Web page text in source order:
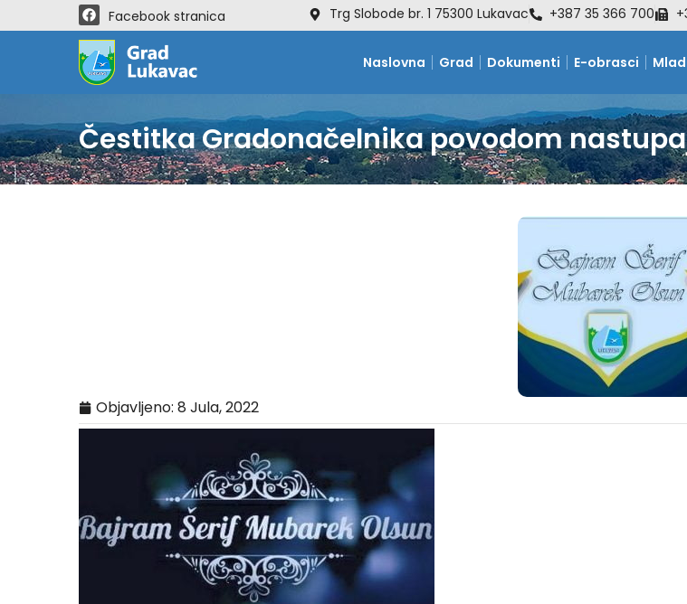
Trg Slobode br. 1 75300 Lukavac +387 35 366 700
Facebook stranica
Naslovna Grad Dokumenti E-obrasci
Čestitka Gradonačelnika povodom
Objavljeno: 8 Jula, 2022